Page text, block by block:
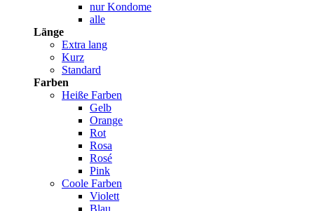
nur Kondome
alle
Länge
Extra lang
Kurz
Standard
Farben
Heiße Farben
Gelb
Orange
Rot
Rosa
Rosé
Pink
Coole Farben
Violett
Blau